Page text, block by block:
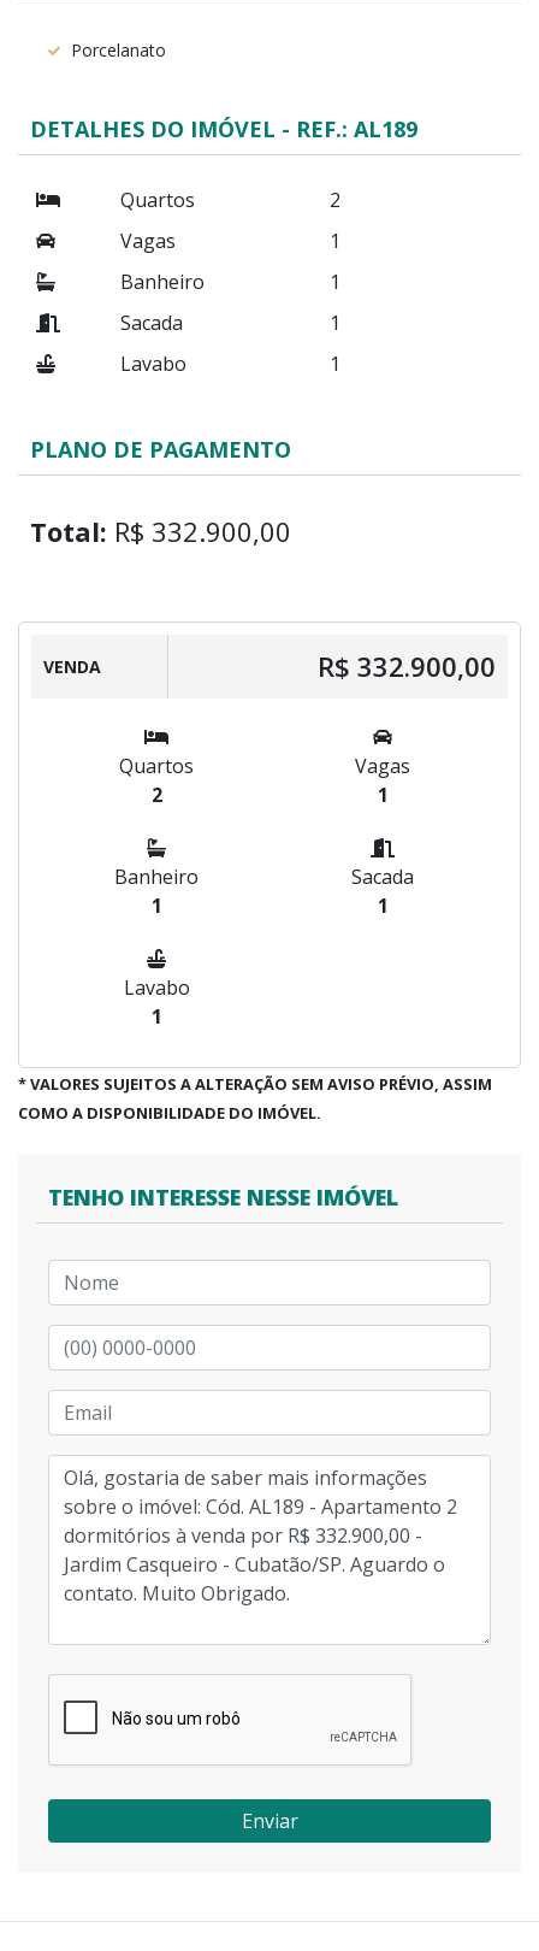
Porcelanato
DETALHES DO IMÓVEL - REF.: AL189
Quartos
2
Vagas
1
Banheiro
1
Sacada
1
Lavabo
1
PLANO DE PAGAMENTO
Total: R$ 332.900,00
VENDA R$ 332.900,00
Quartos
2
Vagas
1
Banheiro
1
Sacada
1
Lavabo
1
* VALORES SUJEITOS A ALTERAÇÃO SEM AVISO PRÉVIO, ASSIM
COMO A DISPONIBILIDADE DO IMÓVEL.
TENHO INTERESSE NESSE IMÓVEL
Enviar